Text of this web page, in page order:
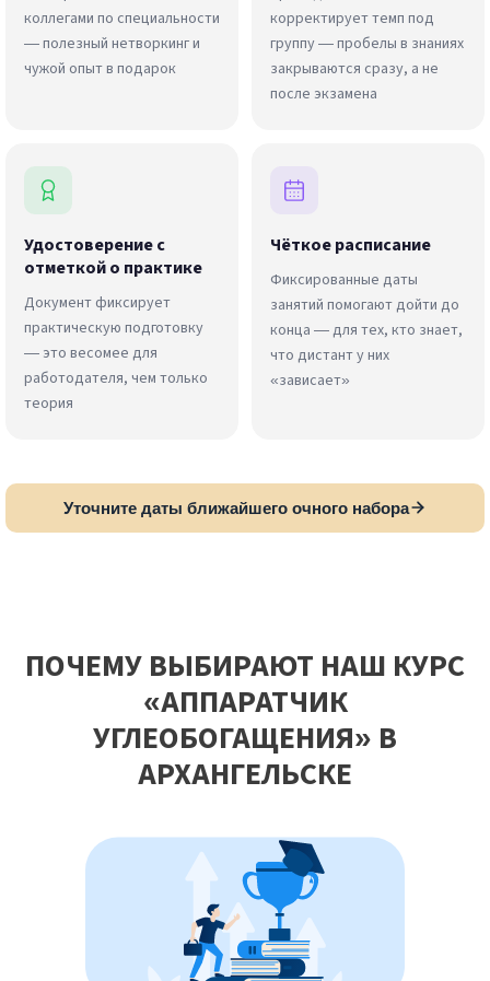
коллегами по специальности
— полезный нетворкинг и
чужой опыт в подарок
корректирует темп под
группу — пробелы в знаниях
закрываются сразу, а не
после экзамена
Удостоверение с
отметкой о практике
Документ фиксирует
практическую подготовку
— это весомее для
работодателя, чем только
теория
Чёткое расписание
Фиксированные даты
занятий помогают дойти до
конца — для тех, кто знает,
что дистант у них
«зависает»
Уточните даты ближайшего очного набора
ПОЧЕМУ ВЫБИРАЮТ НАШ КУРС
«АППАРАТЧИК
УГЛЕОБОГАЩЕНИЯ» В
АРХАНГЕЛЬСКЕ